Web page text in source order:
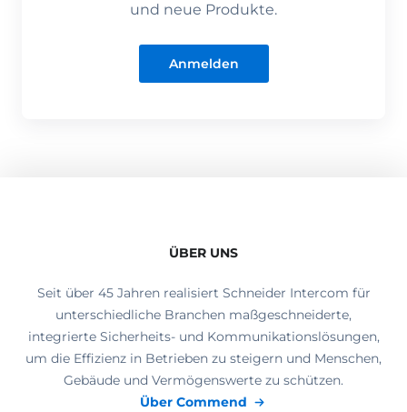
und neue Produkte.
Anmelden
ÜBER UNS
Seit über 45 Jahren realisiert Schneider Intercom für
unterschiedliche Branchen maßgeschneiderte,
integrierte Sicherheits- und Kommunikationslösungen,
um die Effizienz in Betrieben zu steigern und Menschen,
Gebäude und Vermögenswerte zu schützen.
Über Commend